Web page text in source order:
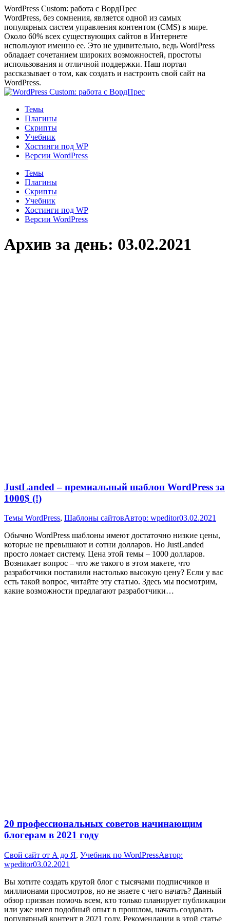
Перейти
к
содержанию
WordPress Custom: работа с ВордПрес
WordPress, без сомнения, является одной из самых
популярных систем управления контентом (CMS) в мире.
Около 60% всех существующих сайтов в Интернете
используют именно ее. Это не удивительно, ведь WordPress
обладает сочетанием широких возможностей, простоты
использования и отличной поддержки. Наш портал
рассказывает о том, как создать и настроить свой сайт на
WordPress.
Темы
Плагины
Скрипты
Учебник
Хостинги под WP
Версии WordPress
Темы
Плагины
Скрипты
Учебник
Хостинги под WP
Версии WordPress
Архив за день: 03.02.2021
JustLanded – премиальный шаблон WordPress за
1000$ (!)
Темы WordPress, Шаблоны сайтовАвтор: wpeditor03.02.2021
Обычно WordPress шаблоны имеют достаточно низкие цены,
которые не превышают и сотни долларов. Но JustLanded
просто ломает систему. Цена этой темы – 1000 долларов.
Возникает вопрос – что же такого в этом макете, что
разработчики поставили настолько высокую цену? Если у вас
есть такой вопрос, читайте эту статью. Здесь мы посмотрим,
какие возможности предлагают разработчики…
20 профессиональных советов начинающим
блогерам в 2021 году
Свой сайт от А до Я, Учебник по WordPressАвтор:
wpeditor03.02.2021
Вы хотите создать крутой блог с тысячами подписчиков и
миллионами просмотров, но не знаете с чего начать? Данный
обзор призван помочь всем, кто только планирует публикации
или уже имел подобный опыт в прошлом, начать создавать
популярный контент в 2021 году. Рекомендации в этой статье